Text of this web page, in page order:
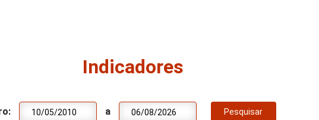
Indicadores
a